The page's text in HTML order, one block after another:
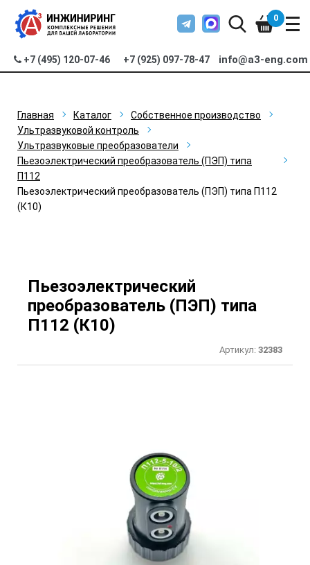
+7 (495) 120-07-46 +7 (925) 097-78-47 info@a3-eng.com
0
Главная Каталог
Собственное производство
Ультразвуковой контроль
Ультразвуковые преобразователи
Пьезоэлектрический преобразователь (ПЭП) типа
П112
Пьезоэлектрический преобразователь (ПЭП) типа П112
(К10)
Пьезоэлектрический
преобразователь (ПЭП) типа
П112 (К10)
Артикул: 32383